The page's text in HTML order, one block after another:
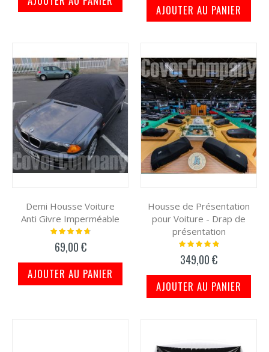
AJOUTER AU PANIER
Demi Housse Voiture
Anti Givre Imperméable
Notation:
69,00 €
AJOUTER AU PANIER
Housse de Présentation
pour Voiture - Drap de
présentation
Notation:
349,00 €
AJOUTER AU PANIER